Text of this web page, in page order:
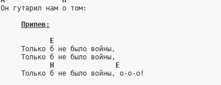
Он гутарил нам о том:
Припев:
E
     Только б не было войны,
     Только б не было войны,
H               E
     Только б не было войны, о-о-о!